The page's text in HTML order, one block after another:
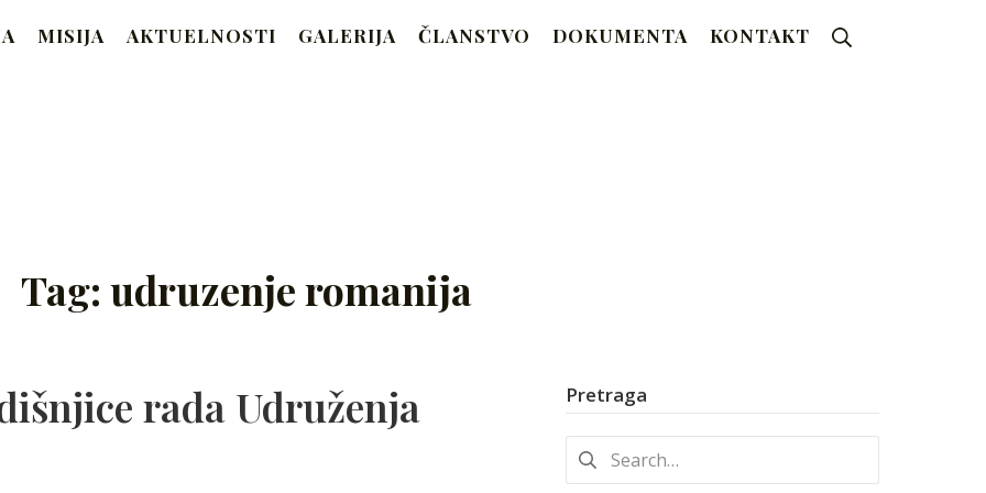
MISIJA AKTUELNOSTI GALERIJA ČLANSTVO DOKUMENTA KONTAKT
Tag: udruzenje romanija
rada Udruženja
Pretraga
Search
for: